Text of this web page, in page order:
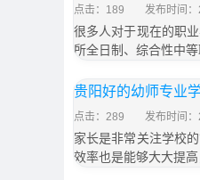
点击：189 发布时间
很多人对于现在的职
所全日制、综合性中
贵阳好的幼师专业
点击：289 发布时间
家长是非常关注学校
效率也是能够大大提